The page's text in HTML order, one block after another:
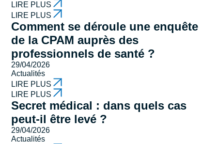
LIRE PLUS
LIRE PLUS
Comment se déroule une enquête
de la CPAM auprès des
professionnels de santé ?
29/04/2026
Actualités
LIRE PLUS
LIRE PLUS
Secret médical : dans quels cas
peut-il être levé ?
29/04/2026
Actualités